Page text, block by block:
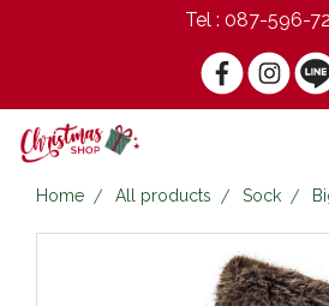
Tel : 087-596-
Home All products Sock